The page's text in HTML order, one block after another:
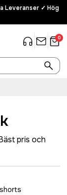
Leveranser ✓ Hög
0
pris och